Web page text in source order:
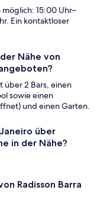
15:00 Uhr–
Ein kontaktloser
Nähe von
über 2 Bars, einen
sowie einen
und einen Garten.
über
in der Nähe?
Radisson Barra